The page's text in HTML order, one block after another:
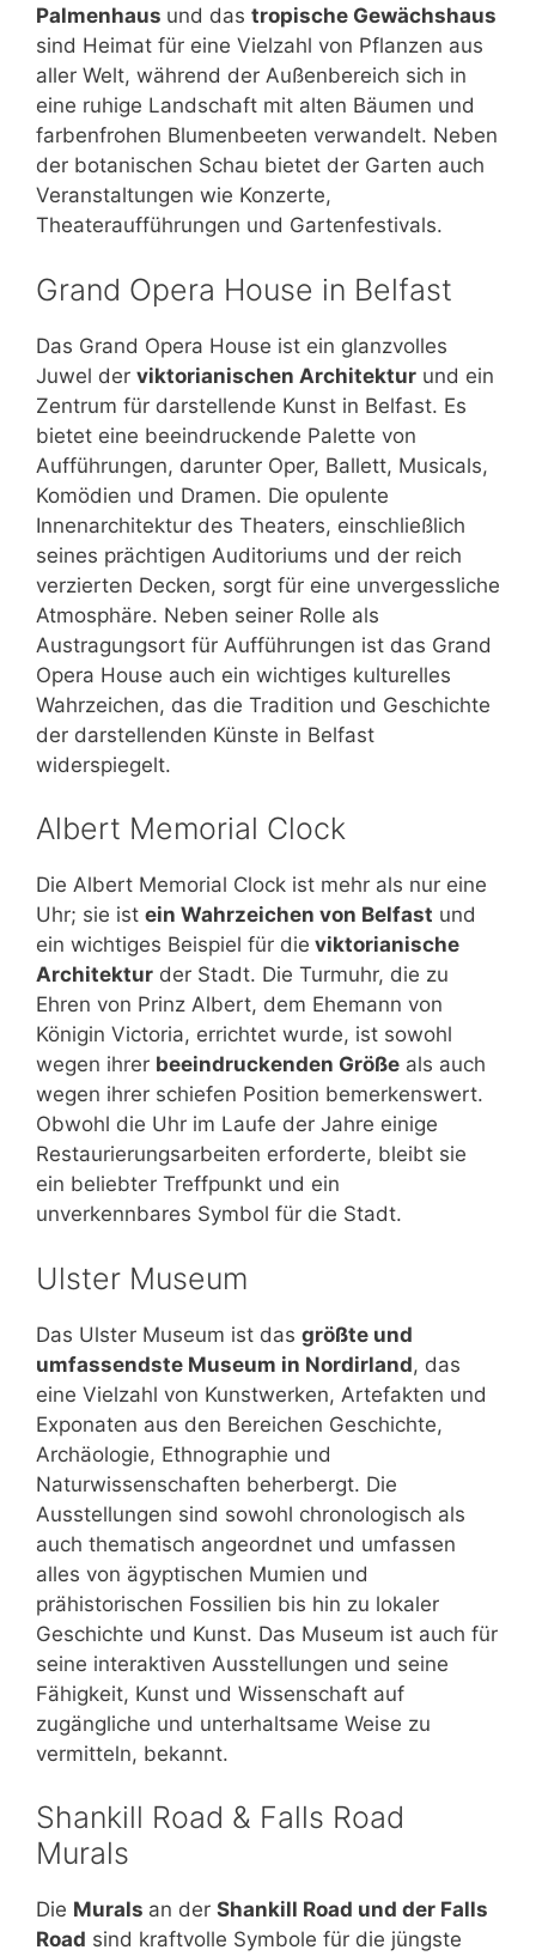
Palmenhaus und das tropische Gewächshaus
sind Heimat für eine Vielzahl von Pflanzen aus
aller Welt, während der Außenbereich sich in
eine ruhige Landschaft mit alten Bäumen und
farbenfrohen Blumenbeeten verwandelt. Neben
der botanischen Schau bietet der Garten auch
Veranstaltungen wie Konzerte,
Theateraufführungen und Gartenfestivals.
Grand Opera House in Belfast
Das Grand Opera House ist ein glanzvolles
Juwel der viktorianischen Architektur und ein
Zentrum für darstellende Kunst in Belfast. Es
bietet eine beeindruckende Palette von
Aufführungen, darunter Oper, Ballett, Musicals,
Komödien und Dramen. Die opulente
Innenarchitektur des Theaters, einschließlich
seines prächtigen Auditoriums und der reich
verzierten Decken, sorgt für eine unvergessliche
Atmosphäre. Neben seiner Rolle als
Austragungsort für Aufführungen ist das Grand
Opera House auch ein wichtiges kulturelles
Wahrzeichen, das die Tradition und Geschichte
der darstellenden Künste in Belfast
widerspiegelt.
Albert Memorial Clock
Die Albert Memorial Clock ist mehr als nur eine
Uhr; sie ist ein Wahrzeichen von Belfast und
ein wichtiges Beispiel für die viktorianische
Architektur der Stadt. Die Turmuhr, die zu
Ehren von Prinz Albert, dem Ehemann von
Königin Victoria, errichtet wurde, ist sowohl
wegen ihrer beeindruckenden Größe als auch
wegen ihrer schiefen Position bemerkenswert.
Obwohl die Uhr im Laufe der Jahre einige
Restaurierungsarbeiten erforderte, bleibt sie
ein beliebter Treffpunkt und ein
unverkennbares Symbol für die Stadt.
Ulster Museum
Das Ulster Museum ist das größte und
umfassendste Museum in Nordirland, das
eine Vielzahl von Kunstwerken, Artefakten und
Exponaten aus den Bereichen Geschichte,
Archäologie, Ethnographie und
Naturwissenschaften beherbergt. Die
Ausstellungen sind sowohl chronologisch als
auch thematisch angeordnet und umfassen
alles von ägyptischen Mumien und
prähistorischen Fossilien bis hin zu lokaler
Geschichte und Kunst. Das Museum ist auch für
seine interaktiven Ausstellungen und seine
Fähigkeit, Kunst und Wissenschaft auf
zugängliche und unterhaltsame Weise zu
vermitteln, bekannt.
Shankill Road & Falls Road
Murals
Die Murals an der Shankill Road und der Falls
Road sind kraftvolle Symbole für die jüngste